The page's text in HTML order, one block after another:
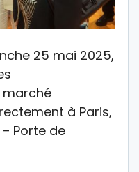
25 mai 2025,
marché
à Paris,
Porte de